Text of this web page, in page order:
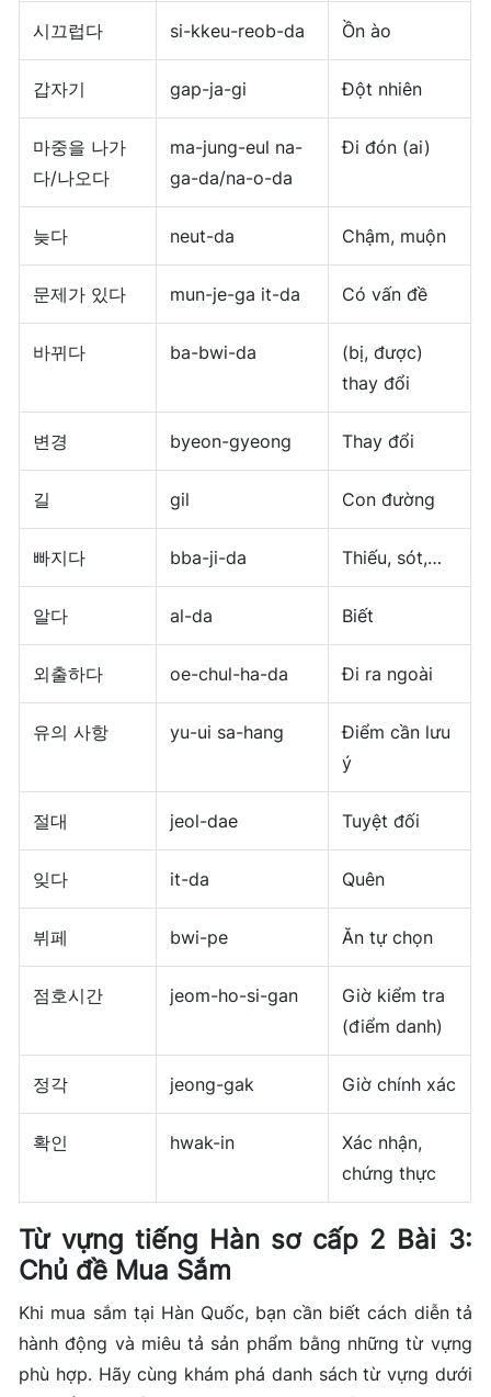
시끄럽다 si-kkeu-reob-da Ồn ào
갑자기 gap-ja-gi Đột nhiên
마중을 나가
다/나오다
ma-jung-eul na-
ga-da/na-o-da
Đi đón (ai)
늦다 neut-da Chậm, muộn
문제가 있다 mun-je-ga it-da Có vấn đề
바뀌다 ba-bwi-da
(bị, được)
thay đổi
변경 byeon-gyeong Thay đổi
길 gil Con đường
빠지다 bba-ji-da Thiếu, sót,…
알다 al-da Biết
외출하다 oe-chul-ha-da Đi ra ngoài
유의 사항 yu-ui sa-hang
Điểm cần lưu
ý
절대 jeol-dae Tuyệt đối
잊다 it-da Quên
뷔페 bwi-pe Ăn tự chọn
점호시간 jeom-ho-si-gan
Giờ kiểm tra
(điểm danh)
정각 jeong-gak Giờ chính xác
확인 hwak-in
Xác nhận,
chứng thực
Từ vựng tiếng Hàn sơ cấp 2 Bài 3:
Chủ đề Mua Sắm
Khi mua sắm tại Hàn Quốc, bạn cần biết cách diễn tả
hành động và miêu tả sản phẩm bằng những từ vựng
phù hợp. Hãy cùng khám phá danh sách từ vựng dưới